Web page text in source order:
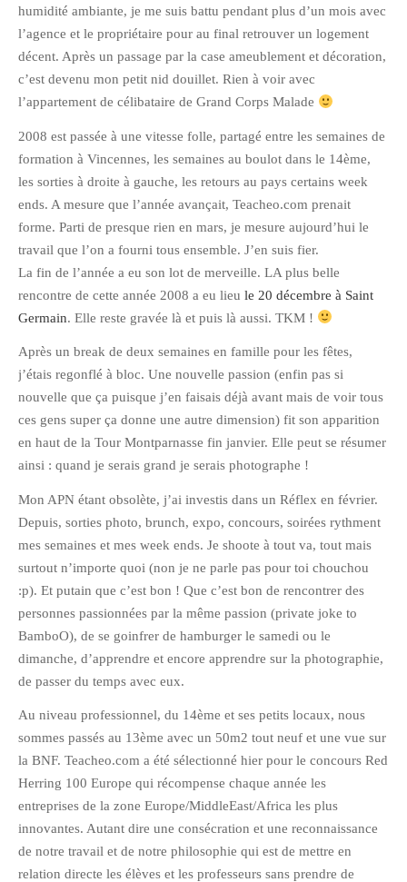
janvier 2011
décembre 2010
novembre 2010
juin 2010
mai 2010
avril 2010
mars 2010
janvier 2010
novembre 2009
octobre 2009
septembre 2009
août 2009
juillet 2009
juin 2009
mai 2009
mars 2009
février 2009
janvier 2009
décembre 2008
octobre 2008
humidité ambiante, je me suis battu pendant plus d’un mois avec
l’agence et le propriétaire pour au final retrouver un logement
décent. Après un passage par la case ameublement et décoration,
c’est devenu mon petit nid douillet. Rien à voir avec
l’appartement de célibataire de Grand Corps Malade
2008 est passée à une vitesse folle, partagé entre les semaines de
formation à Vincennes, les semaines au boulot dans le 14ème,
les sorties à droite à gauche, les retours au pays certains week
ends. A mesure que l’année avançait, Teacheo.com prenait
forme. Parti de presque rien en mars, je mesure aujourd’hui le
travail que l’on a fourni tous ensemble. J’en suis fier.
La fin de l’année a eu son lot de merveille. LA plus belle
rencontre de cette année 2008 a eu lieu le 20 décembre à Saint
Germain. Elle reste gravée là et puis là aussi. TKM !
Après un break de deux semaines en famille pour les fêtes,
j’étais regonflé à bloc. Une nouvelle passion (enfin pas si
nouvelle que ça puisque j’en faisais déjà avant mais de voir tous
ces gens super ça donne une autre dimension) fit son apparition
en haut de la Tour Montparnasse fin janvier. Elle peut se résumer
ainsi : quand je serais grand je serais photographe !
Mon APN étant obsolète, j’ai investis dans un Réflex en février.
Depuis, sorties photo, brunch, expo, concours, soirées rythment
mes semaines et mes week ends. Je shoote à tout va, tout mais
surtout n’importe quoi (non je ne parle pas pour toi chouchou
:p). Et putain que c’est bon ! Que c’est bon de rencontrer des
personnes passionnées par la même passion (private joke to
BamboO), de se goinfrer de hamburger le samedi ou le
dimanche, d’apprendre et encore apprendre sur la photographie,
de passer du temps avec eux.
Au niveau professionnel, du 14ème et ses petits locaux, nous
sommes passés au 13ème avec un 50m2 tout neuf et une vue sur
la BNF. Teacheo.com a été sélectionné hier pour le concours Red
Herring 100 Europe qui récompense chaque année les
entreprises de la zone Europe/MiddleEast/Africa les plus
innovantes. Autant dire une consécration et une reconnaissance
de notre travail et de notre philosophie qui est de mettre en
relation directe les élèves et les professeurs sans prendre de